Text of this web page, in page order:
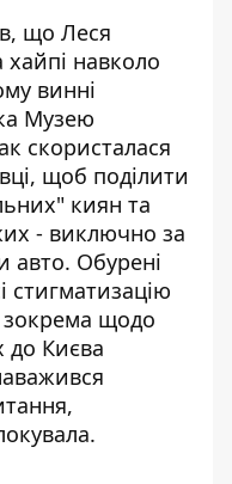
що Леся
навколо
винні
Музею
скористалася
щоб поділити
киян та
- виключно за
авто. Обурені
стигматизацію
щодо
до Києва